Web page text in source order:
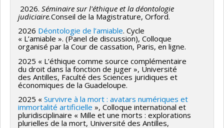
2026. Séminaire sur l'éthique et la déontologie
judiciaire.Conseil de la Magistrature, Orford.
2026 Déontologie de l’amiable. Cycle
« L’amiable ». (Panel de discussion), Colloque
organisé par la Cour de cassation, Paris, en ligne.
2025 « L’éthique comme source complémentaire
du droit dans la fonction de juger », Université
des Antilles, Faculté des Sciences juridiques et
économiques de la Guadeloupe.
2025 « Survivre à la mort : avatars numériques et
immortalité artificielle », Colloque international et
pluridisciplinaire « Mille et une morts : explorations
plurielles de la mort, Université des Antilles,